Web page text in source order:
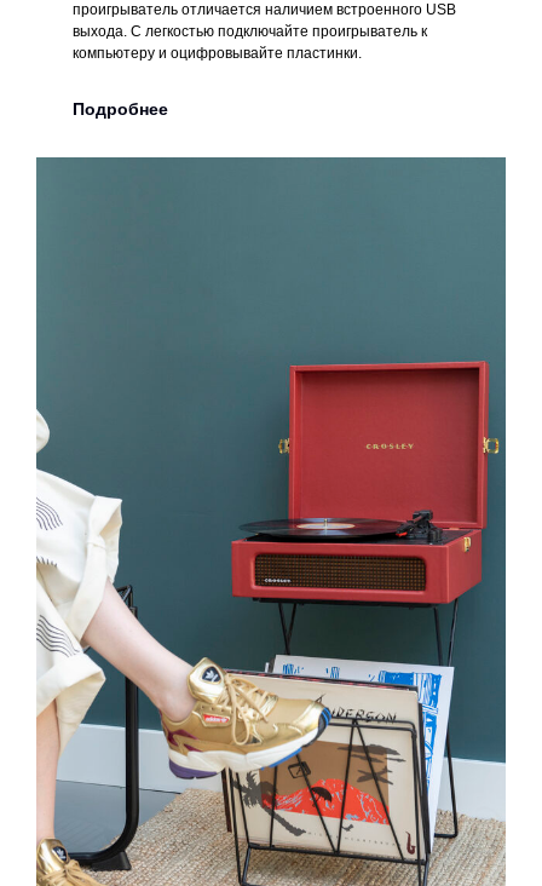
проигрыватель отличается наличием встроенного USB
выхода. С легкостью подключайте проигрыватель к
компьютеру и оцифровывайте пластинки.
Подробнее